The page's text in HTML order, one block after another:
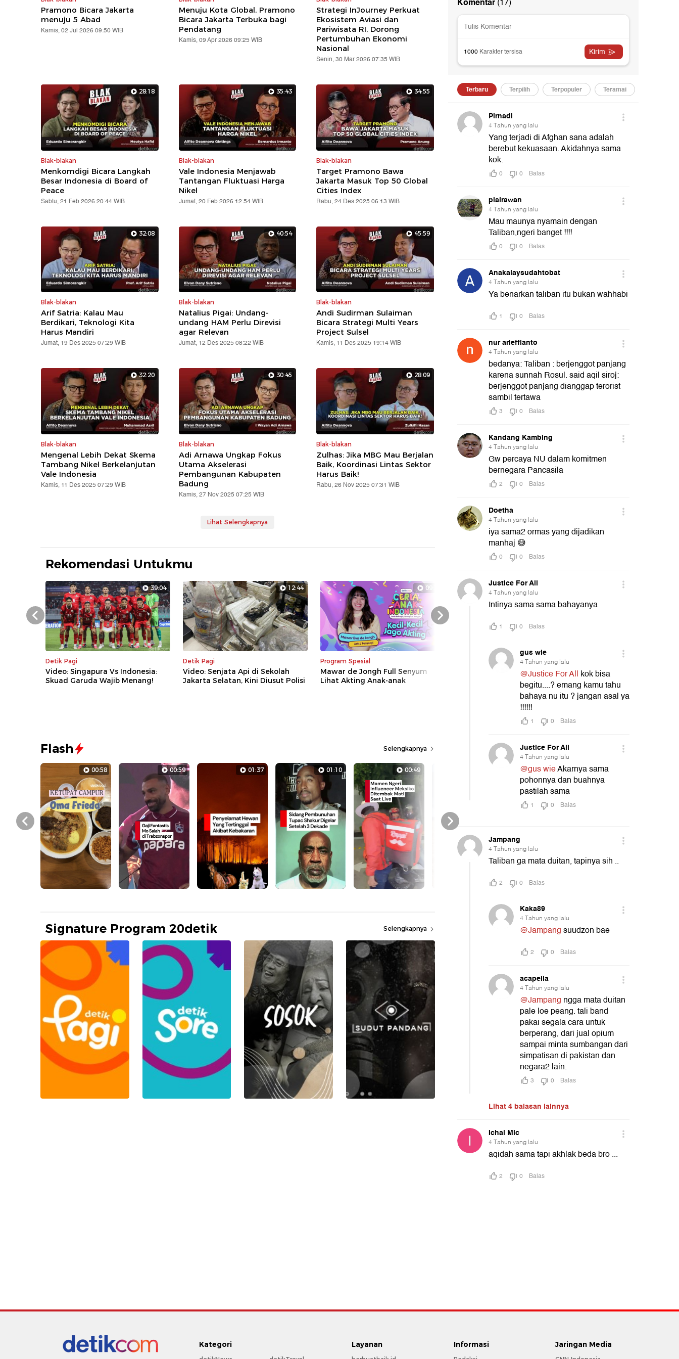
Pramono Bicara Jakarta
menuju 5 Abad
Kamis, 02 Jul 2026 09:50 WIB
Menuju Kota Global, Pramono
Bicara Jakarta Terbuka bagi
Pendatang
Kamis, 09 Apr 2026 09:25 WIB
Strategi InJourney Perkuat
Ekosistem Aviasi dan
Pariwisata RI, Dorong
Pertumbuhan Ekonomi
Nasional
Senin, 30 Mar 2026 07:35 WIB
28:18
Blak-blakan
Menkomdigi Bicara Langkah
Besar Indonesia di Board of
Peace
Sabtu, 21 Feb 2026 20:44 WIB
35:43
Blak-blakan
Vale Indonesia Menjawab
Tantangan Fluktuasi Harga
Nikel
Jumat, 20 Feb 2026 12:54 WIB
34:55
Blak-blakan
Target Pramono Bawa
Jakarta Masuk Top 50 Global
Cities Index
Rabu, 24 Des 2025 06:13 WIB
32:08
Blak-blakan
Arif Satria: Kalau Mau
Berdikari, Teknologi Kita
Harus Mandiri
Jumat, 19 Des 2025 07:29 WIB
40:54
Blak-blakan
Natalius Pigai: Undang-
undang HAM Perlu Direvisi
agar Relevan
Jumat, 12 Des 2025 08:22 WIB
45:59
Blak-blakan
Andi Sudirman Sulaiman
Bicara Strategi Multi Years
Project Sulsel
Kamis, 11 Des 2025 19:14 WIB
32:20
Blak-blakan
Mengenal Lebih Dekat Skema
Tambang Nikel Berkelanjutan
Vale Indonesia
Kamis, 11 Des 2025 07:29 WIB
30:45
Blak-blakan
Adi Arnawa Ungkap Fokus
Utama Akselerasi
Pembangunan Kabupaten
Badung
Kamis, 27 Nov 2025 07:25 WIB
28:09
Blak-blakan
Zulhas: Jika MBG Mau Berjalan
Baik, Koordinasi Lintas Sektor
Harus Baik!
Rabu, 26 Nov 2025 07:31 WIB
Lihat Selengkapnya
Rekomendasi Untukmu
39:04
Detik Pagi
Video: Singapura Vs Indonesia:
Skuad Garuda Wajib Menang!
12:44
Detik Pagi
Video: Senjata Api di Sekolah
Jakarta Selatan, Kini Diusut Polisi
09:31
Program Spesial
Mawar de Jongh Full Senyum
Lihat Akting Anak-anak
Detik Sore
Video: Nakes Hina Pasien BPJS
yang Curhat Nunggu 8 Jam,
Video: Cerita 5 Polisi
Peraih Hoegeng
Prev Next
Flash Selengkapnya
00:58 00:59 01:37 01:10 00:49 00:35
Prev Next
Signature Program 20detik Selengkapnya
Kategori Layanan Informasi Jaringan Media